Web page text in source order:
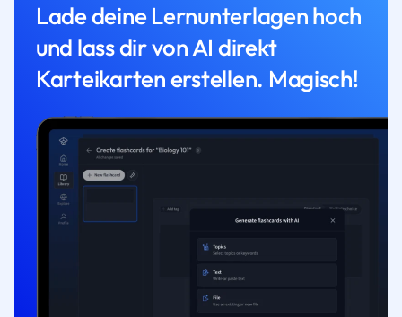
Lade deine Lernunterlagen hoch
und lass dir von AI direkt
Karteikarten erstellen. Magisch!